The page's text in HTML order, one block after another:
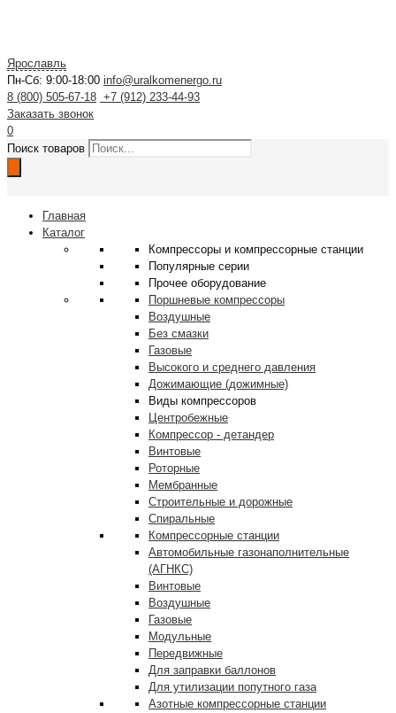
Ярославль
Пн-Сб: 9:00-18:00 info@uralkomenergo.ru
8 (800) 505-67-18 +7 (912) 233-44-93
Заказать звонок
0
Поиск товаров
Главная
Каталог
Компрессоры и компрессорные станции
Популярные серии
Прочее оборудование
Поршневые компрессоры
Воздушные
Без смазки
Газовые
Высокого и среднего давления
Дожимающие (дожимные)
Виды компрессоров
Центробежные
Компрессор - детандер
Винтовые
Роторные
Мембранные
Строительные и дорожные
Спиральные
Компрессорные станции
Автомобильные газонаполнительные
(АГНКС)
Винтовые
Воздушные
Газовые
Модульные
Передвижные
Для заправки баллонов
Для утилизации попутного газа
Азотные компрессорные станции